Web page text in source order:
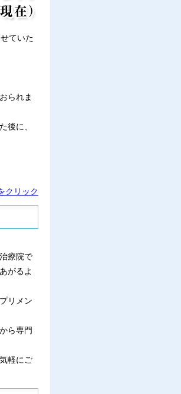
ていた
られま
後に、
クリック
療院で
がるよ
リメン
ら専門
軽にご